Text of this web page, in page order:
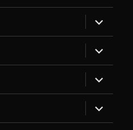
expand
child
menu
expand
child
menu
expand
child
menu
expand
child
menu